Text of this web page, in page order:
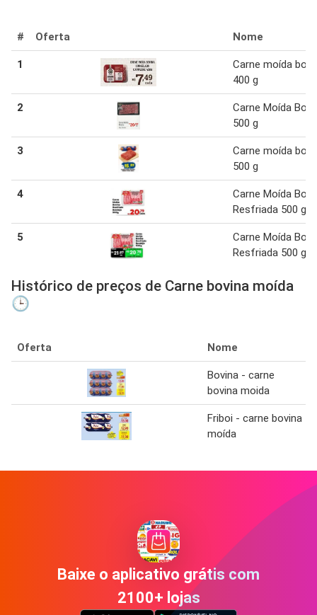
# Oferta Nome
1
Carne moída
400 g
2
Carne Moída
500 g
3
Carne moída
500 g
4
Carne Moída
Resfriada 500 g
5
Carne Moída
Resfriada 500 g
Histórico de preços de Carne bovina moída
🕒
Oferta Nome
Bovina - carne
bovina moida
Friboi - carne bovina
moída
Baixe o aplicativo grátis com
2100+ lojas